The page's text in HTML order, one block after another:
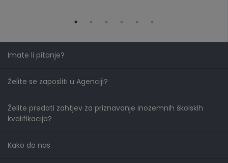
Imate li pitanje?
Želite se zaposliti u Agenciji?
Želite predati zahtjev za priznavanje inozemnih školskih
kvalifikacija?
Kako do nas